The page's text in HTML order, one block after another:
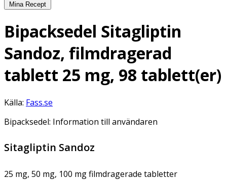
Mina Recept
Bipacksedel Sitagliptin
Sandoz, filmdragerad
tablett 25 mg, 98 tablett(er)
Källa: Fass.se
Bipacksedel: Information till användaren
Sitagliptin Sandoz
25 mg, 50 mg, 100 mg filmdragerade tabletter